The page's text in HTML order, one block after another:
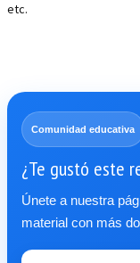
etc.
Comunidad educativa
¿Te gustó este
Únete a nuestra
material con más